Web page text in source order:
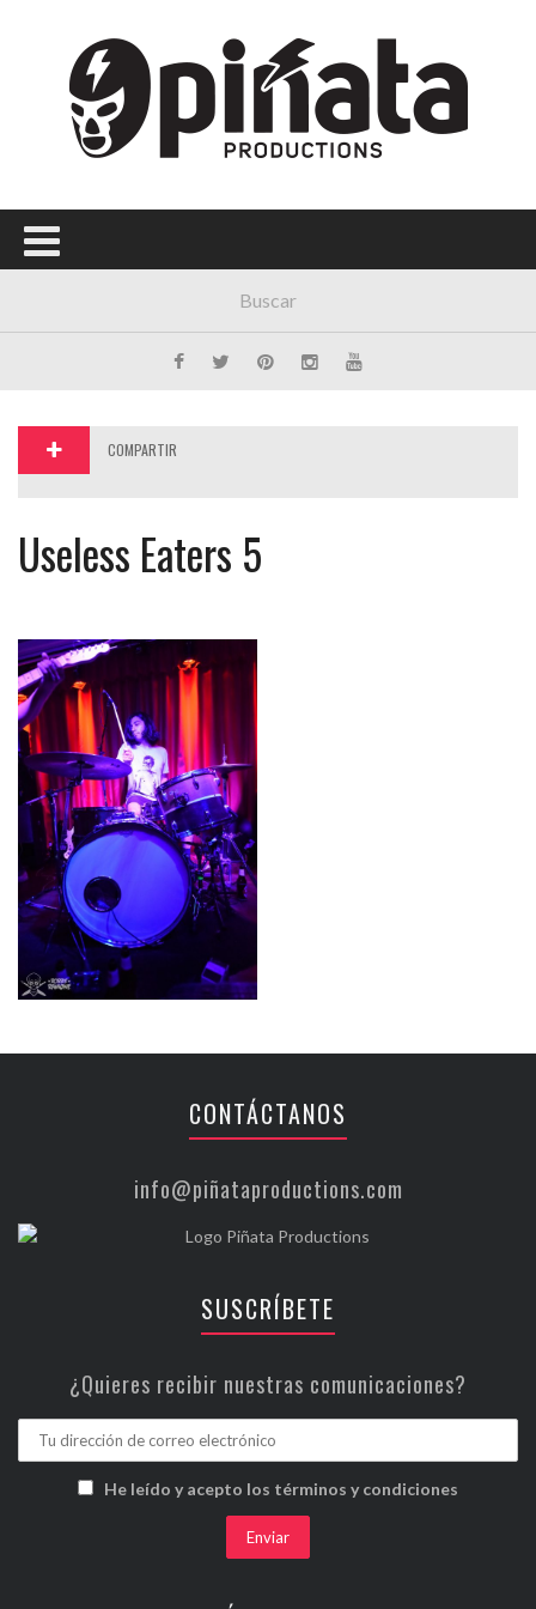
Menú Principal
PORTADA
CONCIERTOS
FESTIVALES
COMPARTIR
Useless Eaters 5
CONTÁCTANOS
info@piñataproductions.com
SUSCRÍBETE
¿Quieres recibir nuestras comunicaciones?
He leído y acepto los términos y condiciones